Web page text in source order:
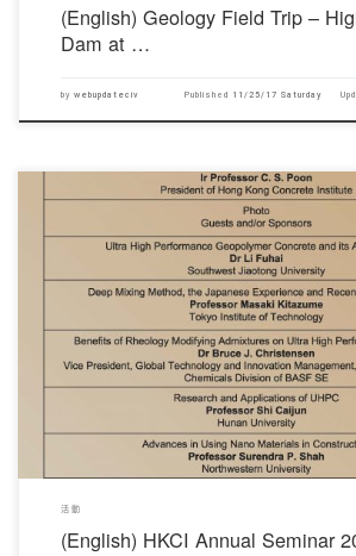
(English) Geology Field Trip –
Dam at …
by webupdateciv Published 11/25/17 Saturday
對不起，此內容只適用於English。
活動
(English) HKCI Annual Seminar